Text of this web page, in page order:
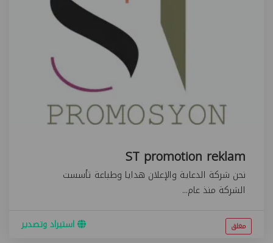
ST promotion reklam
نحن شركة الدعاية والإعلان هدايا وطباعة تأسست
الشركة منذ عام...
استيراد وتصدير مغلق